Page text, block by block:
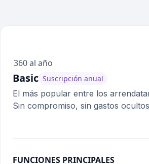
Basic Suscripción anual
El más popular entre los
Sin compromiso, sin gastos
360 al año
FUNCIONES PRINCIPALES